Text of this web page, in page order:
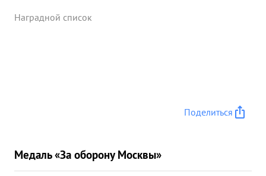
Наградной список
Поделиться
Медаль «За оборону Москвы»